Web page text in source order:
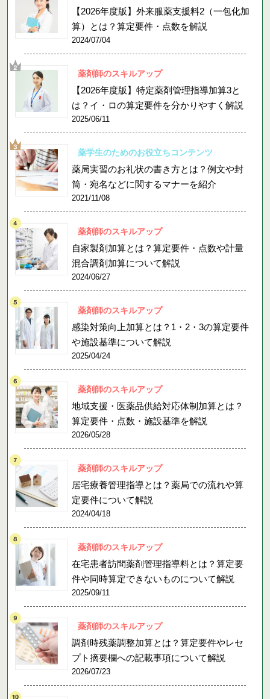
【2026年度版】外来服薬支援料2（一包化加
算）とは？算定要件・点数を解説
2024/07/04
薬剤師のスキルアップ
【2026年度版】特定薬剤管理指導加算3と
は？イ・ロの算定要件を分かりやすく解説
2025/06/11
薬学生のためのお役立ちコンテンツ
薬局実習のお礼状の書き方とは？例文や封
筒・宛名などに関するマナーを紹介
2021/11/08
薬剤師のスキルアップ
自家製剤加算とは？算定要件・点数や計量
混合調剤加算について解説
2024/06/27
薬剤師のスキルアップ
感染対策向上加算とは？1・2・3の算定要件
や施設基準について解説
2025/04/24
薬剤師のスキルアップ
地域支援・医薬品供給対応体制加算とは？
算定要件・点数・施設基準を解説
2026/05/28
薬剤師のスキルアップ
居宅療養管理指導とは？薬局での流れや算
定要件について解説
2024/04/18
薬剤師のスキルアップ
在宅患者訪問薬剤管理指導料とは？算定要
件や同時算定できないものについて解説
2025/09/11
薬剤師のスキルアップ
調剤時残薬調整加算とは？算定要件やレセ
プト摘要欄への記載事項について解説
2026/07/23